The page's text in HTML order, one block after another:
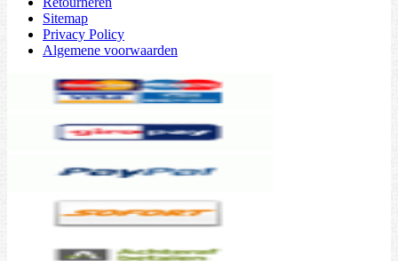
Sitemap
Privacy Policy
Algemene voorwaarden